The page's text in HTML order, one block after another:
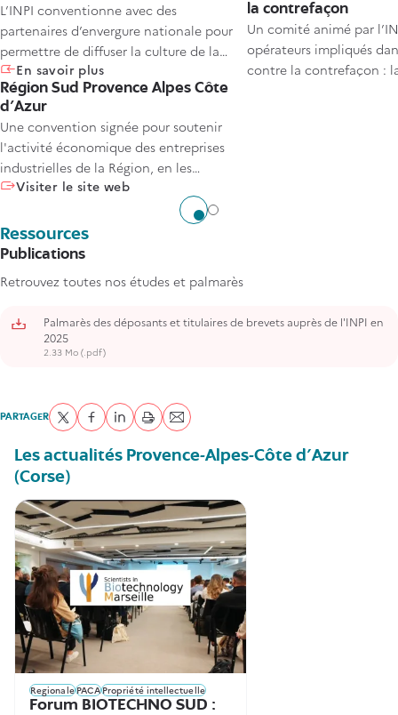
L’INPI conventionne avec des
partenaires d’envergure nationale pour
permettre de diffuser la culture de la
propriété industrielle et améliorer
l’accompagnement des entreprises sur
tout le territoire grâce aux actions
communes qui peuvent être menées
sur cette thématique.
En savoir plus
Région Sud Provence Alpes Côte
d’Azur
Une convention signée pour soutenir
l'activité économique des entreprises
industrielles de la Région, en les
aidant à sécuriser et accélérer leur
développement en mobilisant le levier
de la propriété industrielle.
Visiter le site web
la contrefaçon
Un comité animé par
opérateurs impliqués
contre la contrefaçon : la
Aller à l'élément 1
Aller à l'élément 2
Ressources
Publications
Retrouvez toutes nos études et palmarès
Palmarès des déposants et titulaires de brevets auprès de l'INPI en
2025
2.33 Mo (.pdf)
PARTAGERPartager sur Twitter
Partager sur Facebook
Partager sur LinkedIn
imprimerEnvoyer par courriel
Les actualités Provence-Alpes-Côte d'Azur
(Corse)
Forum BIOTECHNO SUD :
RegionalePACAPropriété intellectuelle